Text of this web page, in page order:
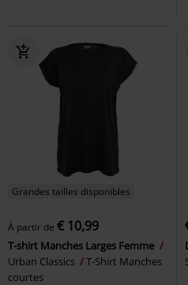
Grandes tailles disponibles
À partir de € 10,99
T-shirt Manches Larges Femme
Urban Classics
T-Shirt Manches
courtes